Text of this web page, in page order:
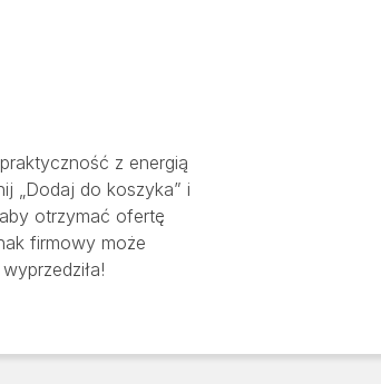
z energią
„Dodaj do koszyka” i
otrzymać ofertę
firmowy może